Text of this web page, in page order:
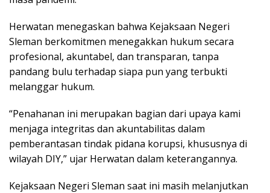
Herwatan menegaskan bahwa Kejaksaan Negeri
Sleman berkomitmen menegakkan hukum secara
profesional, akuntabel, dan transparan, tanpa
pandang bulu terhadap siapa pun yang terbukti
melanggar hukum.
“Penahanan ini merupakan bagian dari upaya kami
menjaga integritas dan akuntabilitas dalam
pemberantasan tindak pidana korupsi, khususnya di
wilayah DIY,” ujar Herwatan dalam keterangannya.
Kejaksaan Negeri Sleman saat ini masih melanjutkan